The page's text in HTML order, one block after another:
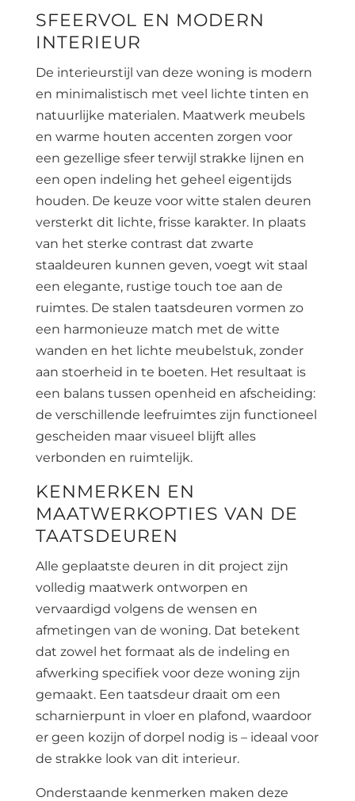
SFEERVOL EN MODERN
INTERIEUR
De interieurstijl van deze woning is modern
en minimalistisch met veel lichte tinten en
natuurlijke materialen. Maatwerk meubels
en warme houten accenten zorgen voor
een gezellige sfeer terwijl strakke lijnen en
een open indeling het geheel eigentijds
houden. De keuze voor witte stalen deuren
versterkt dit lichte, frisse karakter. In plaats
van het sterke contrast dat zwarte
staaldeuren kunnen geven, voegt wit staal
een elegante, rustige touch toe aan de
ruimtes. De stalen taatsdeuren vormen zo
een harmonieuze match met de witte
wanden en het lichte meubelstuk, zonder
aan stoerheid in te boeten. Het resultaat is
een balans tussen openheid en afscheiding:
de verschillende leefruimtes zijn functioneel
gescheiden maar visueel blijft alles
verbonden en ruimtelijk.
KENMERKEN EN
MAATWERKOPTIES VAN DE
TAATSDEUREN
Alle geplaatste deuren in dit project zijn
volledig maatwerk ontworpen en
vervaardigd volgens de wensen en
afmetingen van de woning. Dat betekent
dat zowel het formaat als de indeling en
afwerking specifiek voor deze woning zijn
gemaakt. Een taatsdeur draait om een
scharnierpunt in vloer en plafond, waardoor
er geen kozijn of dorpel nodig is – ideaal voor
de strakke look van dit interieur.
Onderstaande kenmerken maken deze